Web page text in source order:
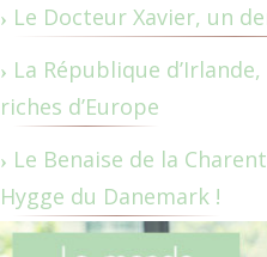
Le Docteur Xavier, un
La République
riches d’Europe
Le Benaise de la
Hygge du Danemark !